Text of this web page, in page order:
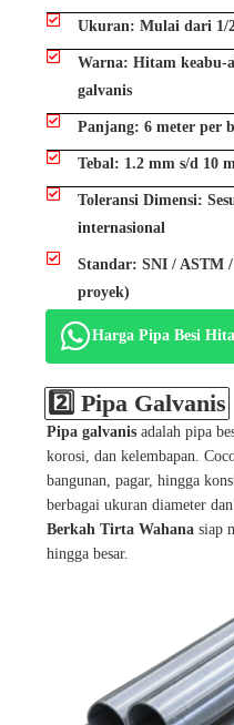
Ukuran: Mulai dari 1/
Warna: Hitam keabu-
galvanis
Panjang: 6 meter per
Tebal: 1.2 mm s/d 10
Toleransi Dimensi:
internasional
Standar: SNI / ASTM
proyek)
Harga Pipa Besi
2️⃣ Pipa Galvanis
Pipa galvanis adalah pipa
korosi, dan kelembapan.
bangunan, pagar, hingga
berbagai ukuran diameter
Berkah Tirta Wahana siap
hingga besar.